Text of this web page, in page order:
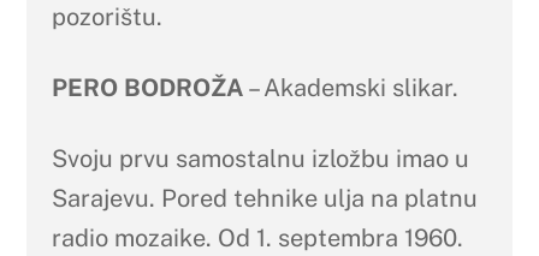
pozorištu.
PERO BODROŽA – Akademski slikar.
Svoju prvu samostalnu izložbu imao u
Sarajevu. Pored tehnike ulja na platnu
radio mozaike. Od 1. septembra 1960.